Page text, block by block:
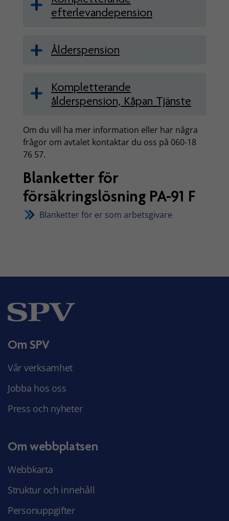
efterlevandepension
Ålderspension
Kompletterande
ålderspension, Kåpan Tjänste
Om du vill ha mer information eller har några
frågor om avtalet kontaktar du oss på 060-18
76 57.
Blanketter för
försäkringslösning PA-91 F
Blanketter för er som arbetsgivare
Om SPV
Vår verksamhet
Jobba hos oss
Press och nyheter
Om webbplatsen
Webbkarta
Struktur och innehåll
Personuppgifter